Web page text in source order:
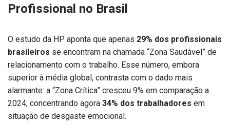
Profissional no Brasil
O estudo da HP aponta que apenas 29% dos profissionais
brasileiros se encontram na chamada “Zona Saudável” de
relacionamento com o trabalho. Esse número, embora
superior à média global, contrasta com o dado mais
alarmante: a “Zona Crítica” cresceu 9% em comparação a
2024, concentrando agora 34% dos trabalhadores em
situação de desgaste emocional.